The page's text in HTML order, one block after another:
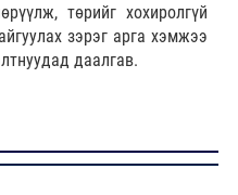
төрийг хохиролгүй
зэрэг арга хэмжээ
даалгав.